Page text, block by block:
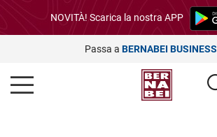
NOVITÀ! Scarica la nostra APP
Passa a BERNABEI BUSINESS